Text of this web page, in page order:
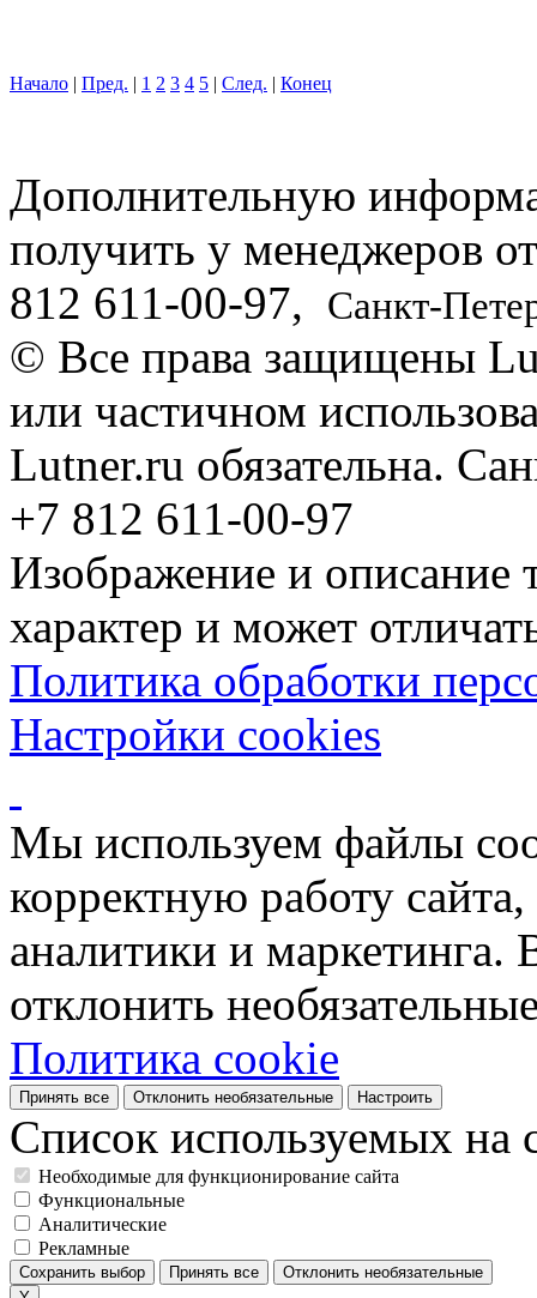
Начало | Пред. | 1 2 3 4 5 | След. | Конец
Дополнительную
получить у менеджеров
812 611-00-97, Санкт-
© Все права защищены
или частичном
Lutner.ru обязательна.
+7 812 611-00-97
Изображение и описание
характер и может
Политика обработки
Настройки cookies
Мы используем файлы
корректную работу
аналитики и
отклонить
Политика cookie
Принять все Отклонить необязательные Настроить
Список используемых на
Необходимые для функционирование сайта
Функциональные
Аналитические
Рекламные
Сохранить выбор Принять все Отклонить необязательные